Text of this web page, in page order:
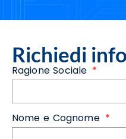
Richiedi
Ragione Sociale
Nome e Cognome